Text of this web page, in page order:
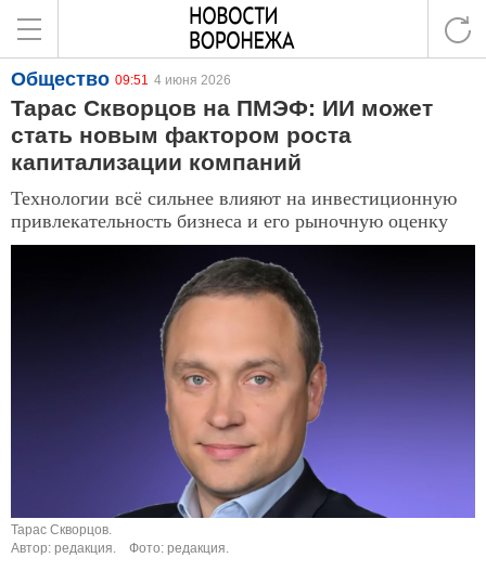
Общество 09:51 4 июня 2026
Тарас Скворцов на ПМЭФ: ИИ может
стать новым фактором роста
капитализации компаний
Технологии всё сильнее влияют на инвестиционную
привлекательность бизнеса и его рыночную оценку
Тарас Скворцов.
Автор: редакция.
Фото: редакция.